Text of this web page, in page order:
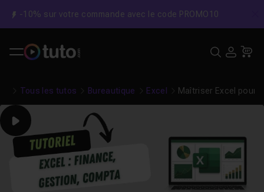
-10% sur votre commande avec le code PROMO10
Tous les tutos Bureautique Excel Maîtriser Excel pour
Play